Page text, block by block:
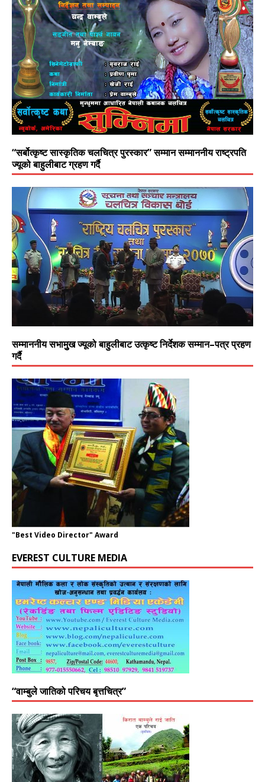
“सर्बोत्कृष्ट सास्कृतिक चलचित्र पुरस्कार” सम्मान सम्माननीय राष्ट्रपति
ज्यूको बाहुलीबाट ग्रहण गर्दै
सम्माननीय सभामुुख ज्यूको बाहुलीबाट उत्कृष्ट निर्देशक सम्मान–पत्र प्रहण
गर्दै
"Best Video Director" Award
EVEREST CULTURE MEDIA
“वाम्बुले जातिको परिचय बृत्तचित्र”